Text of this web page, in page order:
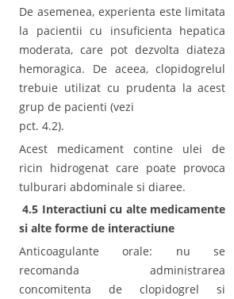
De asemenea, experienta este limitata
la pacientii cu insuficienta hepatica
moderata, care pot dezvolta diateza
hemoragica. De aceea, clopidogrelul
trebuie utilizat cu prudenta la acest
grup de pacienti (vezi
pct. 4.2).
Acest medicament contine ulei de
ricin hidrogenat care poate provoca
tulburari abdominale si diaree.
4.5 Interactiuni cu alte medicamente
si alte forme de interactiune
Anticoagulante orale: nu se
recomanda administrarea
concomitenta de clopidogrel si